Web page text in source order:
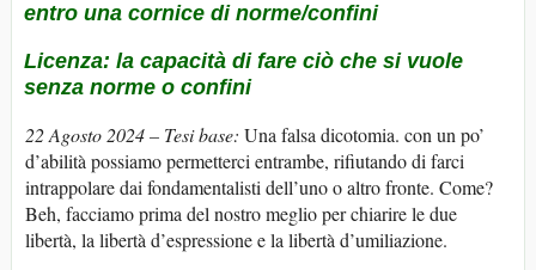
entro una cornice di norme/confini
Licenza: la capacità di fare ciò che si vuole
senza norme o confini
22 Agosto 2024– Tesi base: Una falsa dicotomia. con un po’
d’abilità possiamo permetterci entrambe, rifiutando di farci
intrappolare dai fondamentalisti dell’uno o altro fronte. Come?
Beh, facciamo prima del nostro meglio per chiarire le due
libertà, la libertà d’espressione e la libertà d’umiliazione.